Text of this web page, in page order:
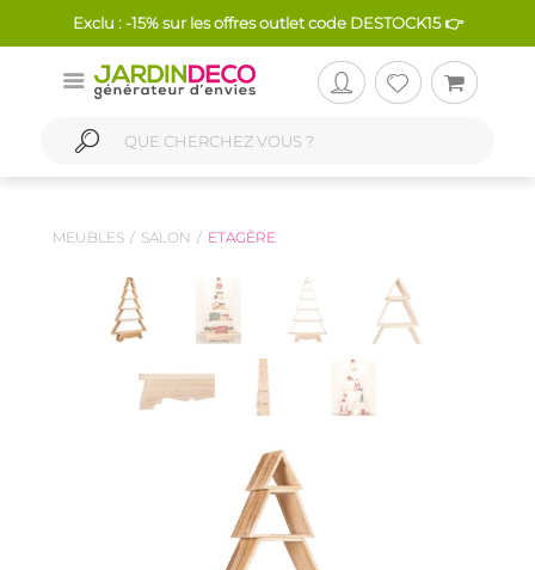
Exclu : -15% sur les offres outlet code DESTOCK15 👉
MEUBLES SALON ETAGÈRE